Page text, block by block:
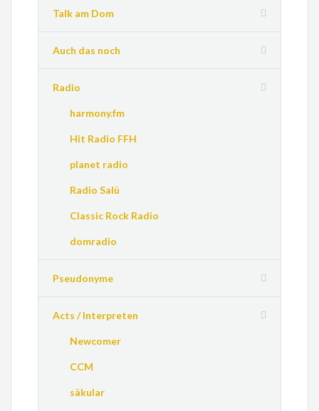
Talk am Dom
Auch das noch
Radio
harmony.fm
Hit Radio FFH
planet radio
Radio Salü
Classic Rock Radio
domradio
Pseudonyme
Acts / Interpreten
Newcomer
CCM
säkular